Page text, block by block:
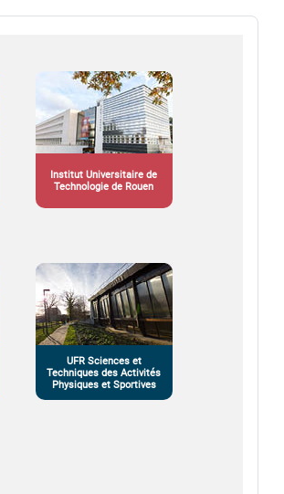
Institut Universitaire de
Technologie de Rouen
UFR Sciences et
Techniques des Activités
Physiques et Sportives